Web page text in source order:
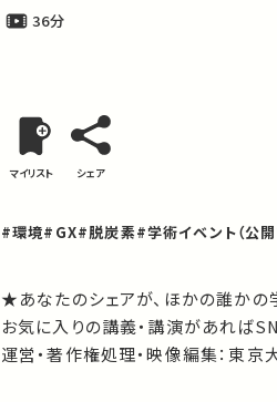
36分
マイリスト シェア
#環境#GX#脱炭素#学術イベント（公開
★あなたのシェアが、ほかの誰かの
お気に入りの講義・講演があれば
運営・著作権処理・映像編集：東